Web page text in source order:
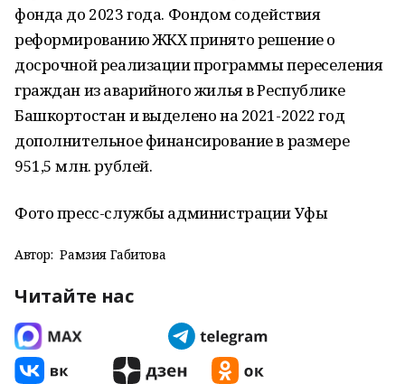
фонда до 2023 года. Фондом содействия
реформированию ЖКХ принято решение о
досрочной реализации программы переселения
граждан из аварийного жилья в Республике
Башкортостан и выделено на 2021-2022 год
дополнительное финансирование в размере
951,5 млн. рублей.
Фото пресс-службы администрации Уфы
Автор: Рамзия Габитова
Читайте нас